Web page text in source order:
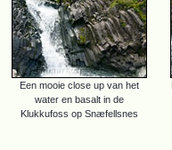
Een mooie close up van het
water en basalt in de
Klukkufoss op Snæfellsnes